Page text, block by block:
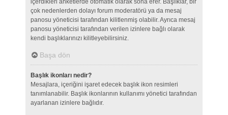
içerdikleri anketlerde otomatik olarak sona erer. Başlıklar, bir
çok nedenlerden dolayı forum moderatörü ya da mesaj
panosu yöneticisi tarafından kilitlenmiş olabilir. Ayrıca mesaj
panosu yöneticisi tarafından verilen izinlere bağlı olarak
kendi başlıklarınızı kilitleyebilirsiniz.
Başa dön
Başlık ikonları nedir?
Mesajlara, içeriğini işaret edecek başlık ikon resimleri
tanımlanabilir. Başlık ikonlarının kullanımı yönetici tarafından
ayarlanan izinlere bağlıdır.